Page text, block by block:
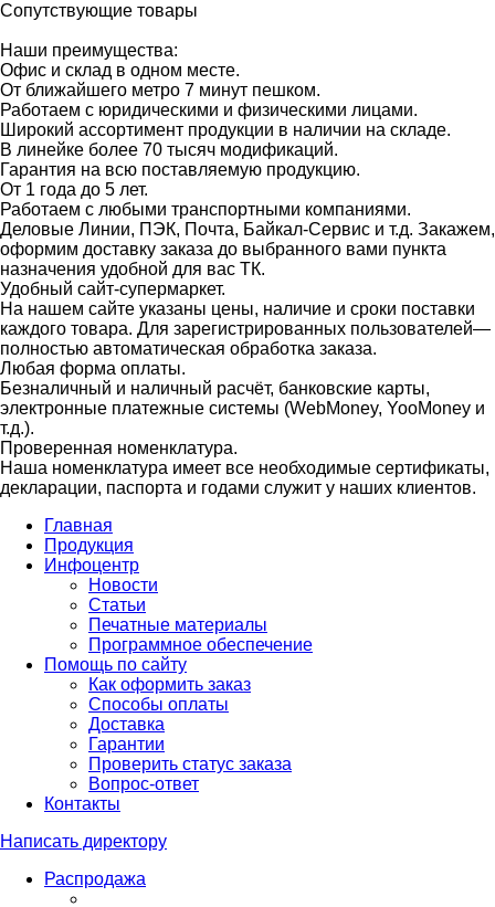
Сопутствующие товары
Наши преимущества:
Офис и склад в одном месте.
От ближайшего метро 7 минут пешком.
Работаем с юридическими и физическими лицами.
Широкий ассортимент продукции в наличии на складе.
В линейке более 70 тысяч модификаций.
Гарантия на всю поставляемую продукцию.
От 1 года до 5 лет.
Работаем с любыми транспортными компаниями.
Деловые Линии, ПЭК, Почта, Байкал-Сервис и т.д. Закажем,
оформим доставку заказа до выбранного вами пункта
назначения удобной для вас ТК.
Удобный сайт-супермаркет.
На нашем сайте указаны цены, наличие и сроки поставки
каждого товара. Для зарегистрированных пользователей—
полностью автоматическая обработка заказа.
Любая форма оплаты.
Безналичный и наличный расчёт, банковские карты,
электронные платежные системы (WebMoney, YooMoney и
т.д.).
Проверенная номенклатура.
Наша номенклатура имеет все необходимые сертификаты,
декларации, паспорта и годами служит у наших клиентов.
Главная
Продукция
Инфоцентр
Новости
Статьи
Печатные материалы
Программное обеспечение
Помощь по сайту
Как оформить заказ
Способы оплаты
Доставка
Гарантии
Проверить статус заказа
Вопрос-ответ
Контакты
Написать директору
Распродажа